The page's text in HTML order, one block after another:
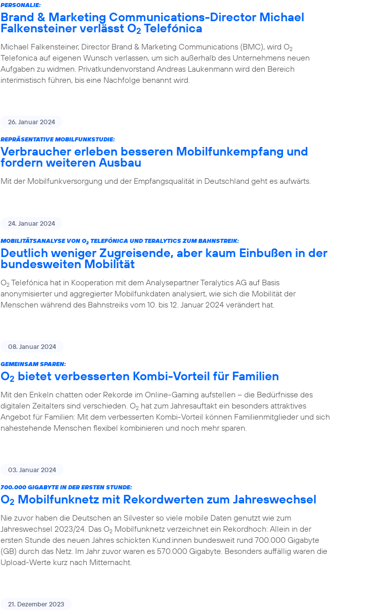
PERSONALIE:
Brand & Marketing Communications-Director Michael
Falkensteiner verlässt O2 Telefónica
Michael Falkensteiner, Director Brand & Marketing Communications (BMC), wird O2
Telefonica auf eigenen Wunsch verlassen, um sich außerhalb des Unternehmens neuen
Aufgaben zu widmen. Privatkundenvorstand Andreas Laukenmann wird den Bereich
interimistisch führen, bis eine Nachfolge benannt wird.
26. Januar 2024
REPRÄSENTATIVE MOBILFUNKSTUDIE:
Verbraucher erleben besseren Mobilfunkempfang und
fordern weiteren Ausbau
Mit der Mobilfunkversorgung und der Empfangsqualität in Deutschland geht es aufwärts.
24. Januar 2024
MOBILITÄTSANALYSE VON O2 TELEFÓNICA UND TERALYTICS ZUM BAHNSTREIK:
Deutlich weniger Zugreisende, aber kaum Einbußen in der
bundesweiten Mobilität
O2 Telefónica hat in Kooperation mit dem Analysepartner Teralytics AG auf Basis
anonymisierter und aggregierter Mobilfunkdaten analysiert, wie sich die Mobilität der
Menschen während des Bahnstreiks vom 10. bis 12. Januar 2024 verändert hat.
08. Januar 2024
GEMEINSAM SPAREN:
O2 bietet verbesserten Kombi-Vorteil für Familien
Mit den Enkeln chatten oder Rekorde im Online-Gaming aufstellen – die Bedürfnisse des
digitalen Zeitalters sind verschieden. O2 hat zum Jahresauftakt ein besonders attraktives
Angebot für Familien: Mit dem verbesserten Kombi-Vorteil können Familienmitglieder und sich
nahestehende Menschen flexibel kombinieren und noch mehr sparen.
03. Januar 2024
700.000 GIGABYTE IN DER ERSTEN STUNDE:
O2 Mobilfunknetz mit Rekordwerten zum Jahreswechsel
Nie zuvor haben die Deutschen an Silvester so viele mobile Daten genutzt wie zum
Jahreswechsel 2023/24. Das O2 Mobilfunknetz verzeichnet ein Rekordhoch: Allein in der
ersten Stunde des neuen Jahres schickten Kund:innen bundesweit rund 700.000 Gigabyte
(GB) durch das Netz. Im Jahr zuvor waren es 570.000 Gigabyte. Besonders auffällig waren die
Upload-Werte kurz nach Mitternacht.
21. Dezember 2023